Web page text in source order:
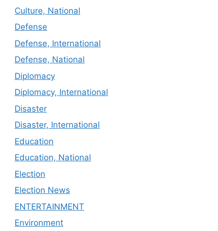
Culture, National
Defense
Defense, International
Defense, National
Diplomacy
Diplomacy, International
Disaster
Disaster, International
Education
Education, National
Election
Election News
ENTERTAINMENT
Environment